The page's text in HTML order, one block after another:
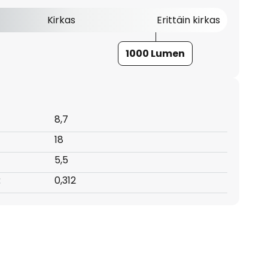
Kirkas Erittäin kirkas
1000 Lumen
8,7
18
5,5
0,312